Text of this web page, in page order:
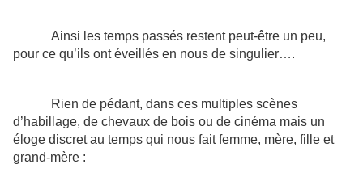
Ainsi les temps passés restent peut-être un peu,
pour ce qu’ils ont éveillés en nous de singulier….
Rien de pédant, dans ces multiples scènes
d’habillage, de chevaux de bois ou de cinéma mais un
éloge discret au temps qui nous fait femme, mère, fille et
grand-mère :